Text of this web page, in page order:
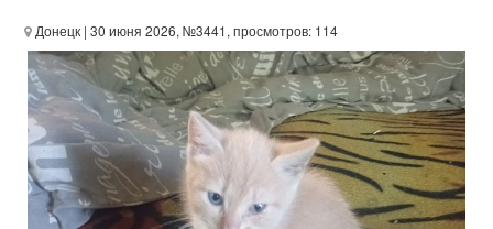
Донецк | 30 июня 2026, №3441, просмотров: 114